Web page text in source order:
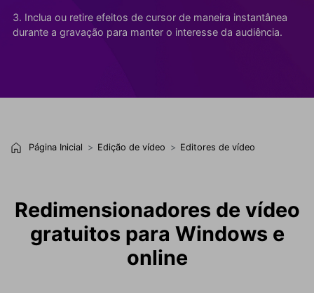
3. Inclua ou retire efeitos de cursor de maneira instantânea
durante a gravação para manter o interesse da audiência.
Página Inicial Edição de vídeo Editores de vídeo
Redimensionadores de vídeo
gratuitos para Windows e
online